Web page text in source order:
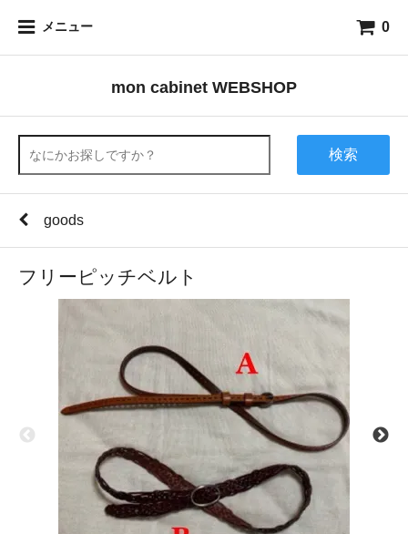
メニュー 0
mon cabinet WEBSHOP
検索
goods
フリーピッチベルト